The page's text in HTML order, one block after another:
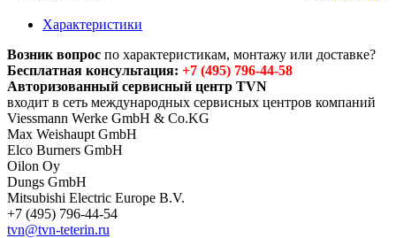
Характеристики
Возник вопрос по характеристикам, монтажу или доставке?
Бесплатная консультация: +7 (495) 796-44-58
Авторизованный сервисный центр TVN
входит в сеть международных сервисных центров компаний
Viessmann Werke GmbH & Co.KG
Max Weishaupt GmbH
Elco Burners GmbH
Oilon Oy
Dungs GmbH
Mitsubishi Electric Europe B.V.
+7 (495) 796-44-54
tvn@tvn-teterin.ru